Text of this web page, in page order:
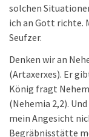
solchen
ich an Gott richte.
Seufzer.
Denken wir an
(Artaxerxes). Er
König fragt
(Nehemia 2,2).
mein Angesicht
Begräbnisstätte